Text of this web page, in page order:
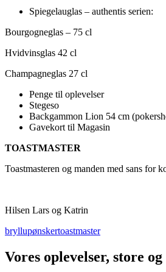
Spiegelauglas – authentis serien:
Bourgogneglas – 75 cl
Hvidvinsglas 42 cl
Champagneglas 27 cl
Penge til oplevelser
Stegeso
Backgammon Lion 54 cm
Gavekort til Magasin
TOASTMASTER
Toastmasteren og manden med sans for
Hilsen Lars og Katrin
bryllupønskertoastmaster
Vores oplevelser, store og